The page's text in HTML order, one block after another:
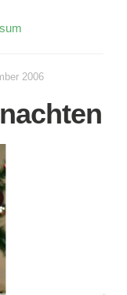
2006